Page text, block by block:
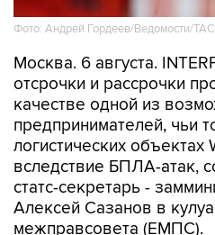
Фото: Андрей Гордеев/Ведомости/
Москва. 6 августа.
отсрочки и рассрочки
качестве одной из
предпринимателей, чьи
логистических объектах
вследствие БПЛА-атак,
статс-секретарь -
Алексей Сазанов в
межправсовета (ЕМПС).